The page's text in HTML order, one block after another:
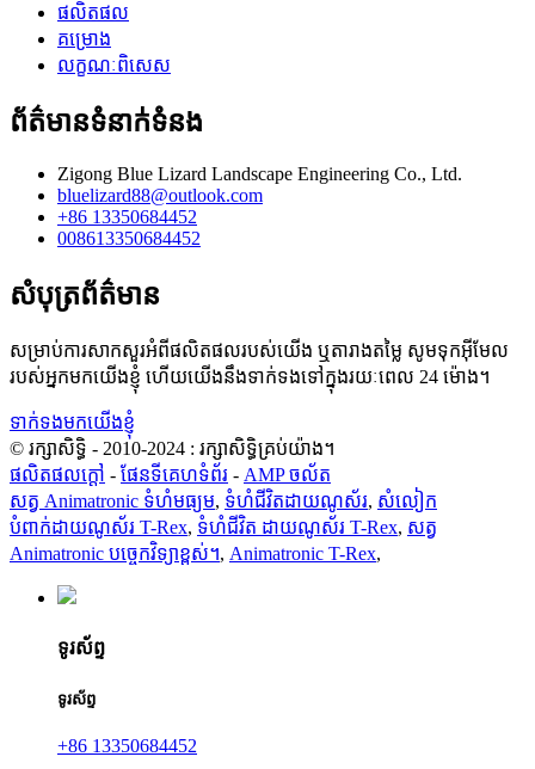
ផលិតផល
គម្រោង
លក្ខណៈពិសេស
ព័ត៌មានទំនាក់ទំនង
Zigong Blue Lizard Landscape Engineering Co., Ltd.
bluelizard88@outlook.com
+86 13350684452
008613350684452
សំបុត្រព័ត៌មាន
សម្រាប់ការសាកសួរអំពីផលិតផលរបស់យើង ឬតារាងតម្លៃ សូមទុកអ៊ីមែល
របស់អ្នកមកយើងខ្ញុំ ហើយយើងនឹងទាក់ទងទៅក្នុងរយៈពេល 24 ម៉ោង។
ទាក់ទងមកយើងខ្ញុំ
© រក្សាសិទ្ធិ - 2010-2024 : រក្សាសិទ្ធិគ្រប់យ៉ាង។
ផលិតផលក្តៅ - ផែនទីគេហទំព័រ - AMP ចល័ត
សត្វ Animatronic ទំហំមធ្យម, ទំហំជីវិតដាយណូស័រ, សំលៀក
បំពាក់ដាយណូស័រ T-Rex, ទំហំជីវិត ដាយណូស័រ T-Rex, សត្វ
Animatronic បច្ចេកវិទ្យាខ្ពស់។, Animatronic T-Rex,
ទូរស័ព្ទ
ទូរស័ព្ទ
+86 13350684452